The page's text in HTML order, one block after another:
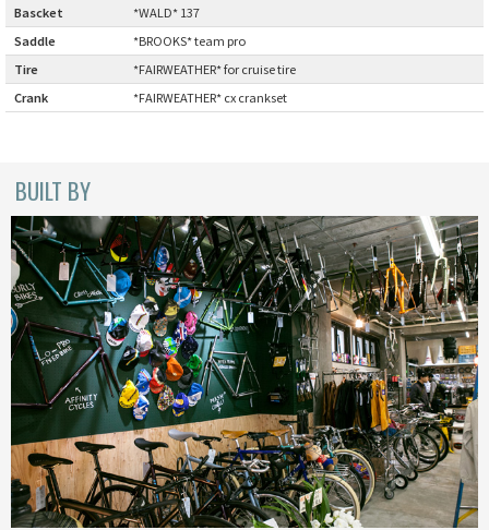
Bascket
*WALD* 137
Saddle
*BROOKS* team pro
Tire
*FAIRWEATHER* for cruise tire
Crank
*FAIRWEATHER* cx crankset
BUILT BY
CINELLI
CINELLI x MASH
FRANCES CYCLES
GEEKHOUSE BIKES
HUNTER CYCLES
ICARUS FRAMES
IGLEHEART
INDEPENDENT FABRICATION